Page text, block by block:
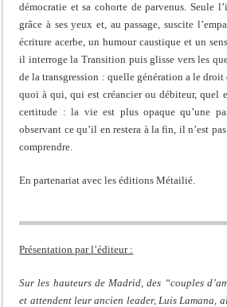
démocratie et sa cohorte de parvenus. Seule
grâce à ses yeux et, au passage, suscite
écriture acerbe, un humour caustique et un
il interroge la Transition puis glisse vers les
de la transgression : quelle génération a le
quoi à qui, qui est créancier ou débiteur, quel
certitude : la vie est plus opaque qu’une
observant ce qu’il en restera à la fin, il n’est
comprendre.
En partenariat avec les éditions Métailié.
Présentation par l’éditeur :
Sur les hauteurs de Madrid, des “couples
et attendent leur ancien leader, Luis Lamana,